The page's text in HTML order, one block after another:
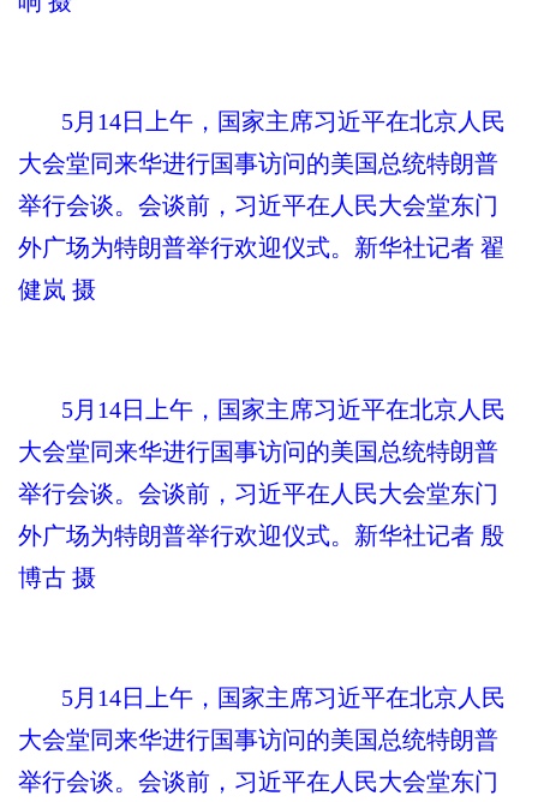
5月14日上午，国家主席习近平在北京人民
大会堂同来华进行国事访问的美国总统特朗普
举行会谈。会谈前，习近平在人民大会堂东门
外广场为特朗普举行欢迎仪式。新华社记者 翟
健岚 摄
5月14日上午，国家主席习近平在北京人民
大会堂同来华进行国事访问的美国总统特朗普
举行会谈。会谈前，习近平在人民大会堂东门
外广场为特朗普举行欢迎仪式。新华社记者 殷
博古 摄
5月14日上午，国家主席习近平在北京人民
大会堂同来华进行国事访问的美国总统特朗普
举行会谈。会谈前，习近平在人民大会堂东门